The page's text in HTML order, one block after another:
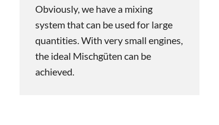
Obviously, we have a mixing
system that can be used for large
quantities. With very small engines,
the ideal Mischgüten can be
achieved.